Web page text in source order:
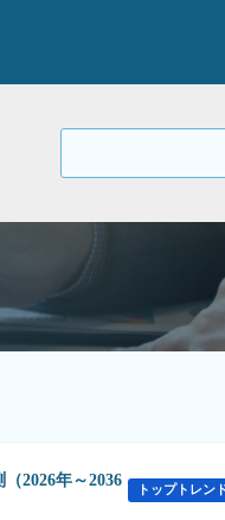
2026年～2036
トップトレン